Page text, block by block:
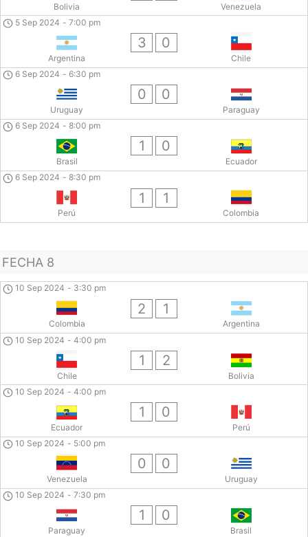
Bolivia
Venezuela
5 Sep 2024 - 7:00 pm
Argentina
3 0
Chile
6 Sep 2024 - 6:30 pm
Uruguay
0 0
Paraguay
6 Sep 2024 - 8:00 pm
Brasil
1 0
Ecuador
6 Sep 2024 - 8:30 pm
Perú
1 1
Colombia
FECHA 8
10 Sep 2024 - 3:30 pm
Colombia
2 1
Argentina
10 Sep 2024 - 4:00 pm
Chile
1 2
Bolivia
10 Sep 2024 - 4:00 pm
Ecuador
1 0
Perú
10 Sep 2024 - 5:00 pm
Venezuela
0 0
Uruguay
10 Sep 2024 - 7:30 pm
Paraguay
1 0
Brasil